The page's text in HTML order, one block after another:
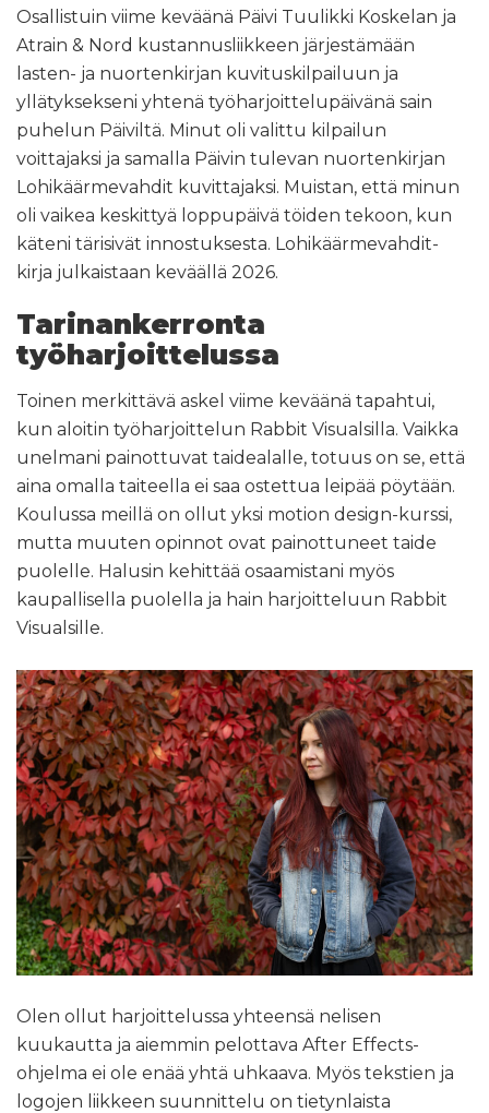
Osallistuin viime keväänä Päivi Tuulikki Koskelan ja
Atrain & Nord kustannusliikkeen järjestämään
lasten- ja nuortenkirjan kuvituskilpailuun ja
yllätyksekseni yhtenä työharjoittelupäivänä sain
puhelun Päiviltä. Minut oli valittu kilpailun
voittajaksi ja samalla Päivin tulevan nuortenkirjan
Lohikäärmevahdit kuvittajaksi. Muistan, että minun
oli vaikea keskittyä loppupäivä töiden tekoon, kun
käteni tärisivät innostuksesta. Lohikäärmevahdit-
kirja julkaistaan keväällä 2026.
Tarinankerronta
työharjoittelussa
Toinen merkittävä askel viime keväänä tapahtui,
kun aloitin työharjoittelun Rabbit Visualsilla. Vaikka
unelmani painottuvat taidealalle, totuus on se, että
aina omalla taiteella ei saa ostettua leipää pöytään.
Koulussa meillä on ollut yksi motion design-kurssi,
mutta muuten opinnot ovat painottuneet taide
puolelle. Halusin kehittää osaamistani myös
kaupallisella puolella ja hain harjoitteluun Rabbit
Visualsille.
Olen ollut harjoittelussa yhteensä nelisen
kuukautta ja aiemmin pelottava After Effects-
ohjelma ei ole enää yhtä uhkaava. Myös tekstien ja
logojen liikkeen suunnittelu on tietynlaista